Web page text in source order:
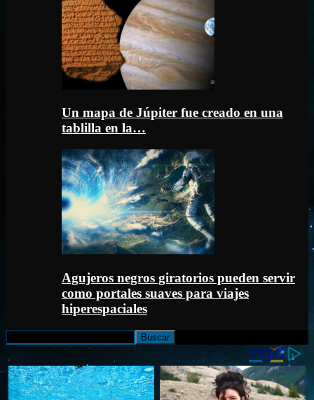
Un mapa de Júpiter fue creado en una
tablilla en la…
Agujeros negros giratorios pueden servir
como portales suaves para viajes
hiperespaciales